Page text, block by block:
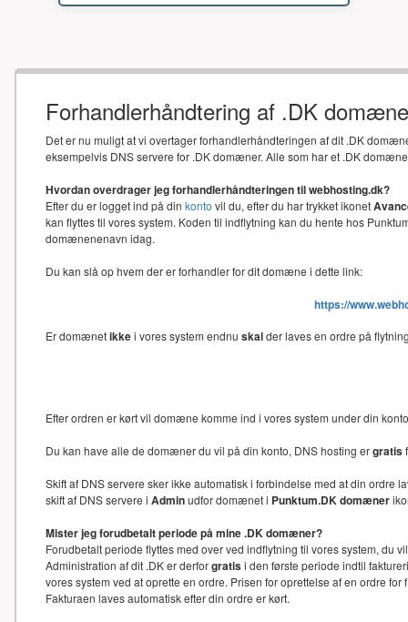
Forhandlerhåndtering af .DK
Det er nu muligt at vi overtager forhandlerhåndteringen af dit .DK
eksempelvis DNS servere for .DK domæner. Alle som har et .DK
Hvordan overdrager jeg forhandlerhåndteringen til webhosting.dk?
Efter du er logget ind på din konto vil du, efter du har trykket ikonet
kan flyttes til vores system. Koden til indflytning kan du hente hos
domænenenavn idag.
Du kan slå op hvem der er forhandler for dit domæne i dette link:
https://
Er domænetikkei vores system endnu skalder laves en ordre på
Efter ordren er kørt vil domæne komme ind i vores system under din
Du kan have alle de domæner du vil på din konto, DNS hosting ergratis
Skift af DNS servere sker ikke automatisk i forbindelse med at din
skift af DNS servere i Adminudfor domænet i Punktum.DK domæner
Mister jeg forudbetalt periode på mine .DK domæner?
Forudbetalt periode flyttes med over ved indflytning til vores system,
Administration af dit .DK er derforgratisi den første periode indtil
vores system ved at oprette en ordre. Prisen for oprettelse af en ordre
Fakturaen laves automatisk efter din ordre er kørt.